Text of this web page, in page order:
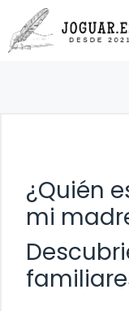
Saltar
al
contenido
¿Quién
mi